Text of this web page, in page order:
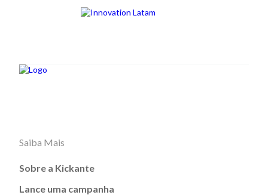
Saiba Mais
Sobre a Kickante
Lance uma campanha